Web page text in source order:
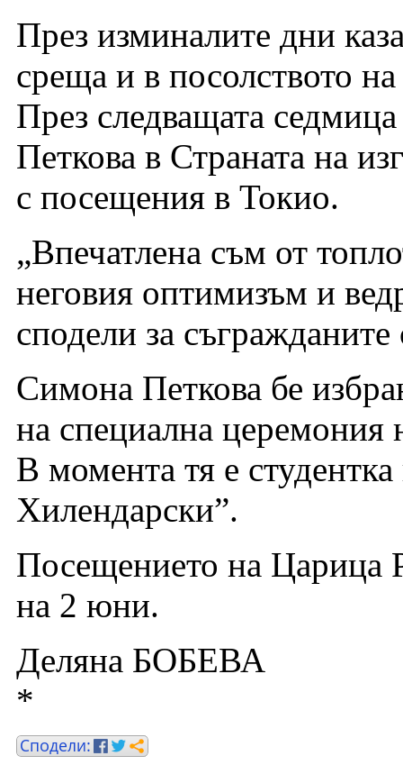
През изминалите дни
среща и в посолството
През следващата
Петкова в Страната на
с посещения в Токио.
„Впечатлена съм от
неговия оптимизъм и
сподели за
Симона Петкова бе
на специална
В момента тя е
Хилендарски”.
Посещението на Царица
на 2 юни.
Деляна БОБЕВА
*